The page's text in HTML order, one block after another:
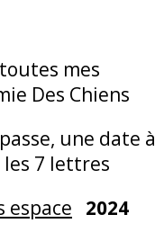
mes
Des Chiens
une date à
7 lettres
espace
2024